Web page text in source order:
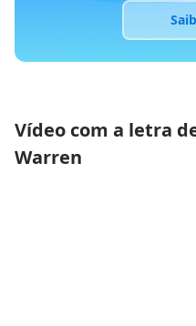
Vídeo com a letra
Warren